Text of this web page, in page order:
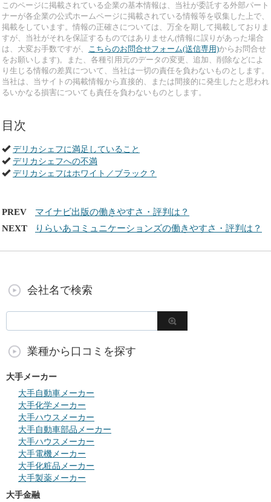
このページに掲載されている企業の基本情報は、当社が委託する外部パート
ナーが各企業の公式ホームページに掲載されている情報等を収集した上で、
掲載をしています。情報の正確さについては、万全を期して掲載しておりま
すが、当社がそれを保証するものではありません(情報に誤りがあった場合
は、大変お手数ですが、 こちらのお問合せフォーム(送信専用)からお問合せ
をお願いします)。また、各種引用元のデータの変更、追加、削除などによ
り生じる情報の差異について、当社は一切の責任を負わないものとします。
当社は、当サイトの掲載情報から直接的、または間接的に発生したと思われ
るいかなる損害についても責任を負わないものとします。
目次
デリカシェフに満足していること
デリカシェフへの不満
デリカシェフはホワイト／ブラック？
PREV
マイナビ出版の働きやすさ・評判は？
NEXT
りらいあコミュニケーションズの働きやすさ・評判は？
会社名で検索
業種から口コミを探す
大手メーカー
大手自動車メーカー
大手化学メーカー
大手ハウスメーカー
大手自動車部品メーカー
大手ハウスメーカー
大手電機メーカー
大手化粧品メーカー
大手製薬メーカー
大手金融